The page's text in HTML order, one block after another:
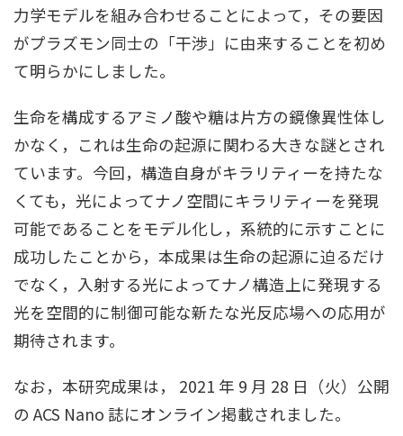
力学モデルを組み合わせることによって，その要因
がプラズモン同士の「干渉」に由来することを初め
て明らかにしました。
生命を構成するアミノ酸や糖は片方の鏡像異性体し
かなく，これは生命の起源に関わる大きな謎とされ
ています。今回，構造自身がキラリティーを持たな
くても，光によってナノ空間にキラリティーを発現
可能であることをモデル化し，系統的に示すことに
成功したことから，本成果は生命の起源に迫るだけ
でなく，入射する光によってナノ構造上に発現する
光を空間的に制御可能な新たな光反応場への応用が
期待されます。
なお，本研究成果は， 2021 年 9 月 28 日（火）公開
の ACS Nano 誌にオンライン掲載されました。